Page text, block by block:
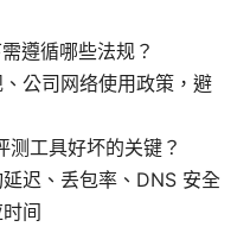
遵循哪些法规？
公司网络使用政策，避
测工具好坏的关键？
迟、丢包率、DNS 安全
间